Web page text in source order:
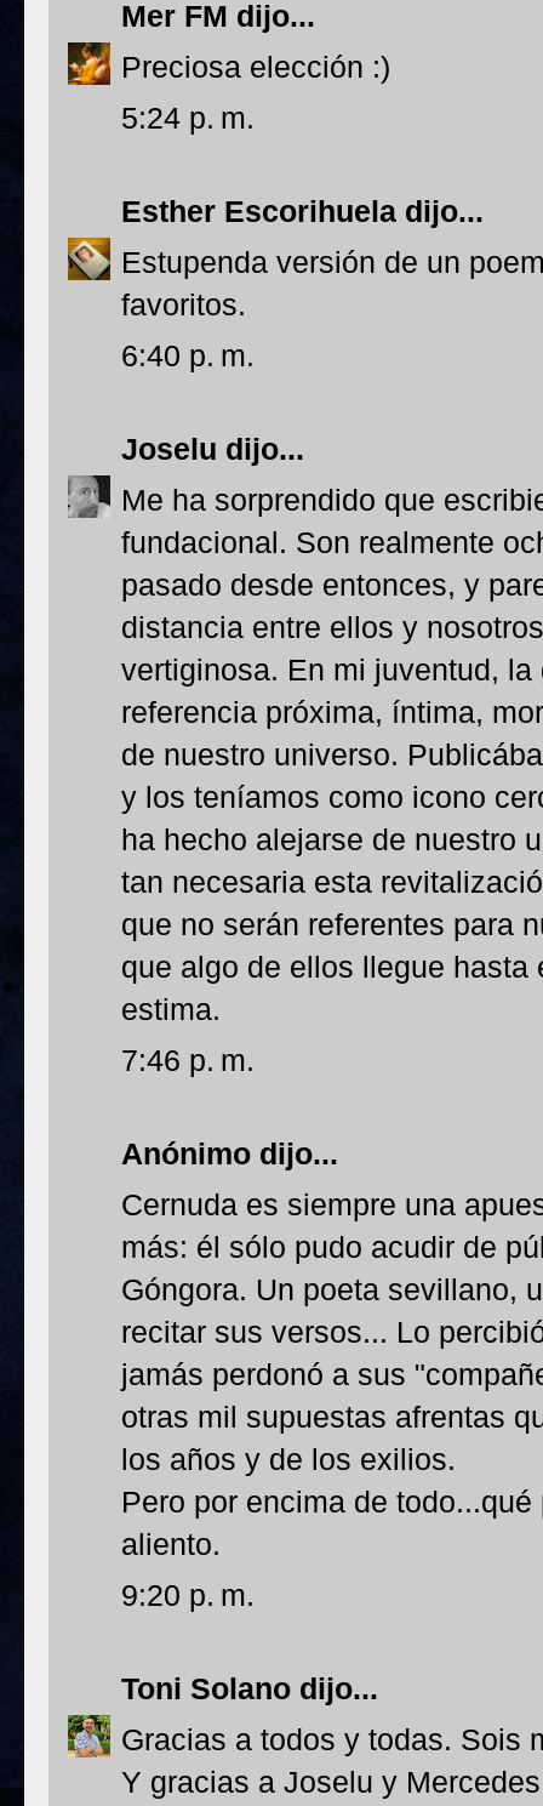
Mer FM dijo...
Preciosa elección :)
5:24 p. m.
Esther Escorihuela dijo...
Estupenda versión de un
favoritos.
6:40 p. m.
Joselu dijo...
Me ha sorprendido que
fundacional. Son realmente
pasado desde entonces, y
distancia entre ellos y
vertiginosa. En mi juventud,
referencia próxima, íntima,
de nuestro universo.
y los teníamos como icono
ha hecho alejarse de nuestro
tan necesaria esta
que no serán referentes para
que algo de ellos llegue
estima.
7:46 p. m.
Anónimo dijo...
Cernuda es siempre una
más: él sólo pudo acudir de
Góngora. Un poeta sevillano,
recitar sus versos... Lo
jamás perdonó a sus
otras mil supuestas afrentas
los años y de los exilios.
Pero por encima de
aliento.
9:20 p. m.
Toni Solano dijo...
Gracias a todos y todas. Sois
Y gracias a Joselu y